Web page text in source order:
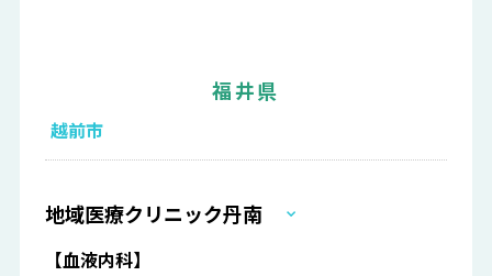
福井県
越前市
地域医療クリニック丹南
【血液内科】